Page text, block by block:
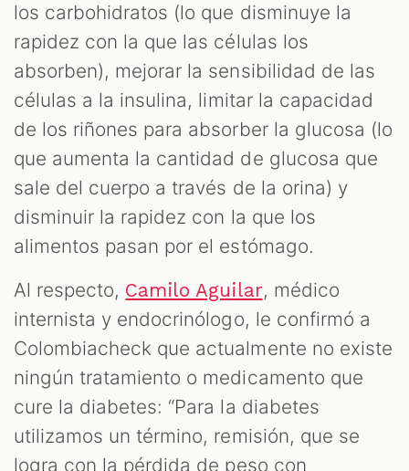
los carbohidratos (lo que disminuye la
rapidez con la que las células los
absorben), mejorar la sensibilidad de las
células a la insulina, limitar la capacidad
de los riñones para absorber la glucosa (lo
que aumenta la cantidad de glucosa que
sale del cuerpo a través de la orina) y
disminuir la rapidez con la que los
alimentos pasan por el estómago.
Al respecto, Camilo Aguilar, médico
internista y endocrinólogo, le confirmó a
Colombiacheck que actualmente no existe
ningún tratamiento o medicamento que
cure la diabetes: “Para la diabetes
utilizamos un término, remisión, que se
logra con la pérdida de peso con